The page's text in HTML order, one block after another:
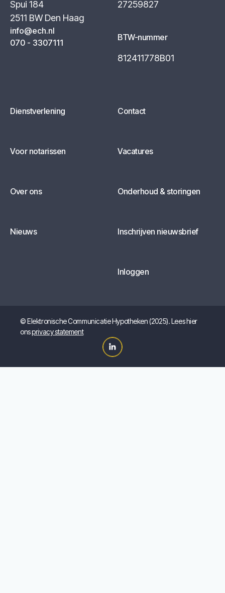
Spui 184
2511 BW Den Haag
info@ech.nl
070 - 3307111
27259827
BTW-nummer
812411778B01
Dienstverlening
Voor notarissen
Over ons
Nieuws
Contact
Vacatures
Onderhoud & storingen
Inschrijven nieuwsbrief
Inloggen
© Elektronische Communicatie Hypotheken (2025). Lees hier
onsprivacy statement